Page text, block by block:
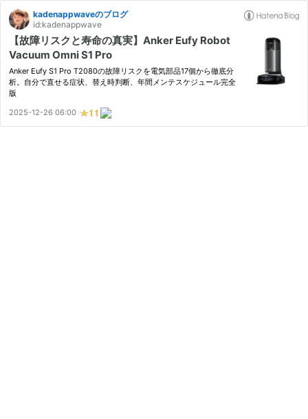
kadenappwaveのブログ
id:kadenappwave
【故障リスクと寿命の真実】Anker Eufy Robot
Vacuum Omni S1 Pro
Anker Eufy S1 Pro T2080の故障リスクを電気部品17個から徹底分
析。自分で直せる症状、替え時判断、年間メンテスケジュール完全
版
2025-12-26 06:00